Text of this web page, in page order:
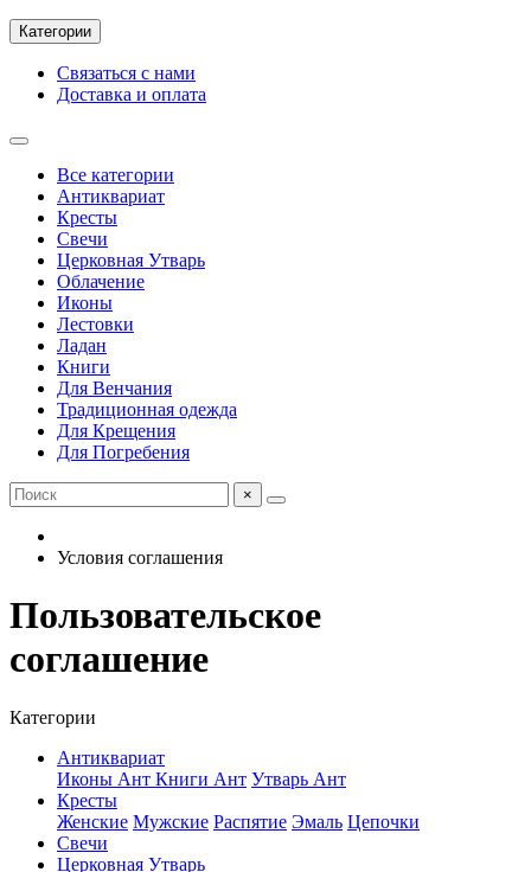
Категории
Связаться с нами
Доставка и оплата
Все категории
Антиквариат
Кресты
Свечи
Церковная Утварь
Облачение
Иконы
Лестовки
Ладан
Книги
Для Венчания
Традиционная одежда
Для Крещения
Для Погребения
×
Условия соглашения
Пользовательское
соглашение
Категории
Антиквариат
Иконы Ант Книги Ант Утварь Ант
Кресты
Женские Мужские Распятие Эмаль Цепочки
Свечи
Церковная Утварь